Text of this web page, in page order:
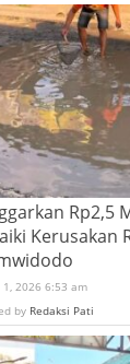
Rp2,5
Kerusakan
1, 2026 6:53 am
by Redaksi Pati